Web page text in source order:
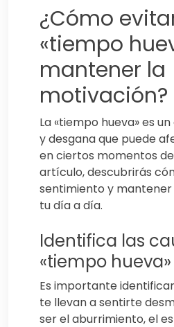
¿Cómo
«tiempo
mantener la
motivación?
La «tiempo hueva» es
y desgana que puede
en ciertos momentos de
artículo, descubrirás
sentimiento y
tu día a día.
Identifica las
«tiempo hueva»
Es importante
te llevan a sentirte
ser el aburrimiento, el